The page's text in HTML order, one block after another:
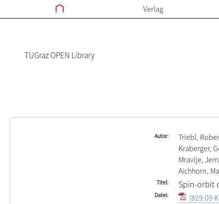
Verlag
TUGraz OPEN Library
Autor
Triebl,
Kraberger,
Mravlje,
Aichhorn,
Titel Spin-orbit
Datei [829.09